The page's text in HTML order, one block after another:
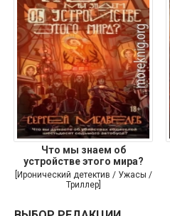
Что мы знаем об
устройстве этого мира?
[Иронический детектив / Ужасы /
Триллер]